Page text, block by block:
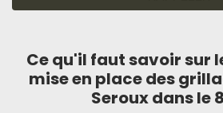
Ce qu'il faut savoir sur
mise en place des
Seroux dans le